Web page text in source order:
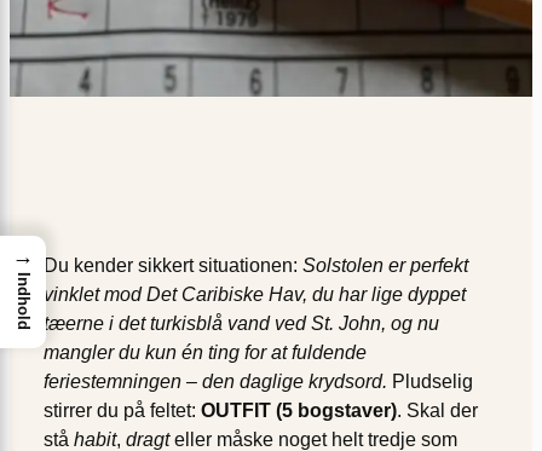
Du kender sikkert situationen: Solstolen er perfekt
vinklet mod Det Caribiske Hav, du har lige dyppet
tæerne i det turkisblå vand ved St. John, og nu
mangler du kun én ting for at fuldende
feriestemningen – den daglige krydsord. Pludselig
stirrer du på feltet: OUTFIT (5 bogstaver). Skal der
stå habit, dragteller måske noget helt tredje som
→
Indhold